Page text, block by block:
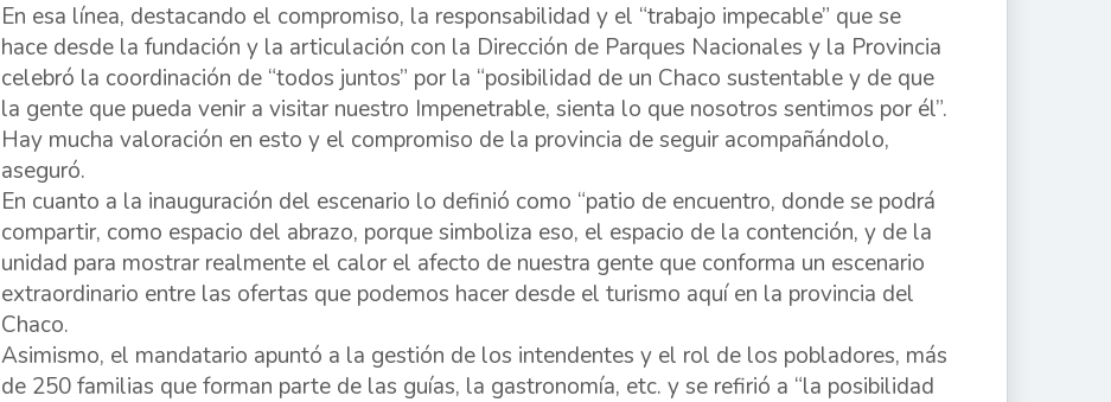
En esa línea, destacando el compromiso, la responsabilidad y el “trabajo impecable” que se
hace desde la fundación y la articulación con la Dirección de Parques Nacionales y la Provincia
celebró la coordinación de “todos juntos” por la “posibilidad de un Chaco sustentable y de que
la gente que pueda venir a visitar nuestro Impenetrable, sienta lo que nosotros sentimos por él”.
Hay mucha valoración en esto y el compromiso de la provincia de seguir acompañándolo,
aseguró.
En cuanto a la inauguración del escenario lo definió como “patio de encuentro, donde se podrá
compartir, como espacio del abrazo, porque simboliza eso, el espacio de la contención, y de la
unidad para mostrar realmente el calor el afecto de nuestra gente que conforma un escenario
extraordinario entre las ofertas que podemos hacer desde el turismo aquí en la provincia del
Chaco.
Asimismo, el mandatario apuntó a la gestión de los intendentes y el rol de los pobladores, más
de 250 familias que forman parte de las guías, la gastronomía, etc. y se refirió a “la posibilidad